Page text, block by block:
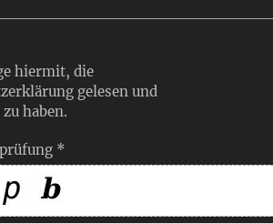
hiermit, die
gelesen und
haben.
*